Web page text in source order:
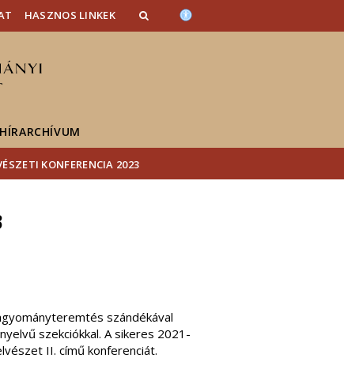
HASZNOS LINKEK
HÍRARCHÍVUM
KONFERENCIA 2023
szándékával
szekciókkal. A sikeres 2021-
II. című konferenciát.